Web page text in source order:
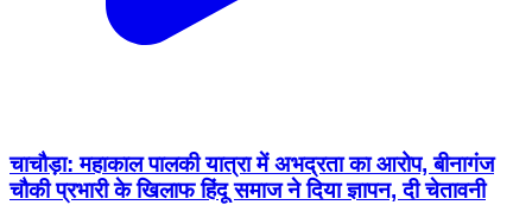
चाचौड़ा: महाकाल पालकी यात्रा में अभद्रता का आरोप, बीनागंज
चौकी प्रभारी के खिलाफ हिंदू समाज ने दिया ज्ञापन, दी चेतावनी